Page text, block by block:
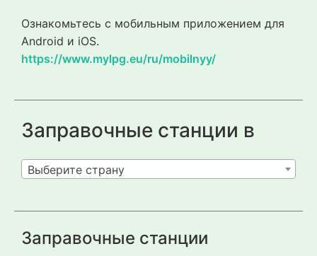
Ознакомьтесь с мобильным приложением для
Android и iOS.
https://www.mylpg.eu/ru/mobilnyy/
Заправочные станции в
Выберите страну
Заправочные станции